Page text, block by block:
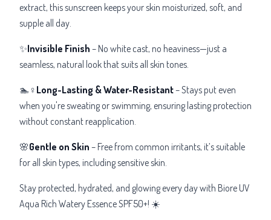
extract, this sunscreen keeps your skin moisturized, soft, and
supple all day.
✨Invisible Finish – No white cast, no heaviness—just a
seamless, natural look that suits all skin tones.
🏊♀️ Long-Lasting & Water-Resistant– Stays put even
when you're sweating or swimming, ensuring lasting protection
without constant reapplication.
🌸Gentle on Skin – Free from common irritants, it’s suitable
for all skin types, including sensitive skin.
Stay protected, hydrated, and glowing every day with Biore UV
Aqua Rich Watery Essence SPF50+! ☀️